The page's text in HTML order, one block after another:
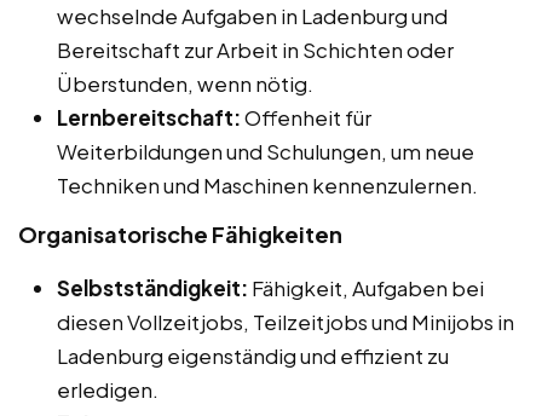
wechselnde Aufgaben in Ladenburg und
Bereitschaft zur Arbeit in Schichten oder
Überstunden, wenn nötig.
Lernbereitschaft:Offenheit für
Weiterbildungen und Schulungen, um neue
Techniken und Maschinen kennenzulernen.
Organisatorische Fähigkeiten
Selbstständigkeit: Fähigkeit, Aufgaben bei
diesen Vollzeitjobs, Teilzeitjobs und Minijobs in
Ladenburg eigenständig und effizient zu
erledigen.